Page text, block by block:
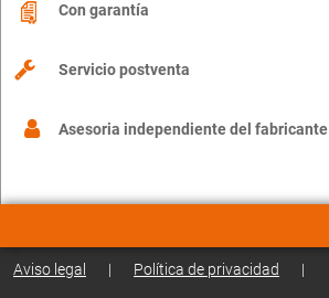
Con garantía
Servicio postventa
Asesoria independiente del fabricante
Aviso legal | Política de privacidad |